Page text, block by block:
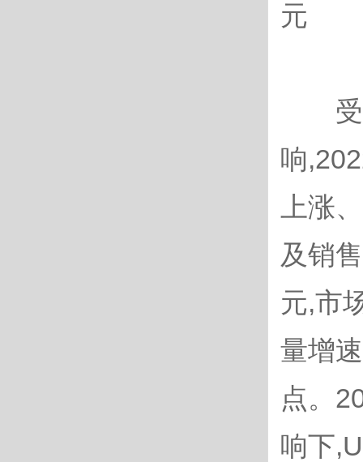
元
受世
响
上涨
及销
元,市
量增
点。
响下